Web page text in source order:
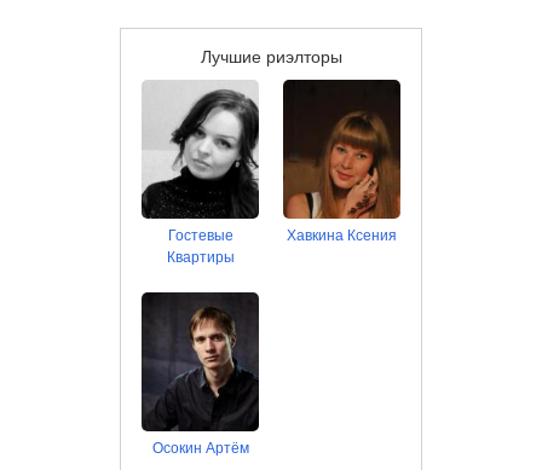
Лучшие риэлторы
Гостевые
Квартиры
Хавкина Ксения
Осокин Артём